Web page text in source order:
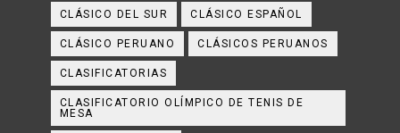
CLÁSICO DEL SUR CLÁSICO ESPAÑOL
CLÁSICO PERUANO CLÁSICOS PERUANOS
CLASIFICATORIAS
CLASIFICATORIO OLÍMPICO DE TENIS DE
MESA